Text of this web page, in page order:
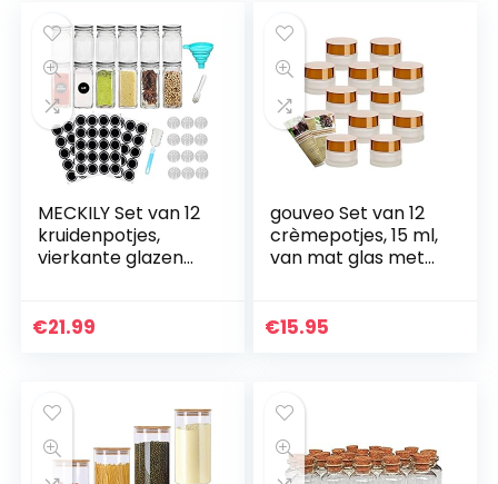
MECKILY Set van 12
kruidenpotjes,
vierkante glazen
luchtdichte dop,
€21.99
gouveo Set van 12
crèmepotjes, 15 ml,
van mat glas met
crèmepotjes om bij
€15.95